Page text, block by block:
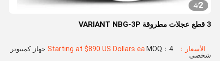
2
/
4
3 قطع عجلات مطروقة VARIANT NBG-3P
الأسعار：Starting at $890 US Dollars ea MOQ：4 جهاز كمبيوتر
شخصى